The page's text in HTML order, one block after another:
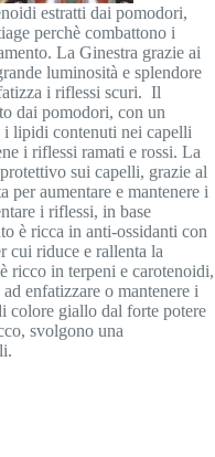
estratti dai pomodori,
perchè combattono i
La Ginestra grazie ai
luminosità e splendore
i riflessi scuri. Il
dai pomodori, con un
i lipidi contenuti nei capelli
i riflessi ramati e rossi. La
sui capelli, grazie al
aumentare e mantenere i
i riflessi, in base
è ricca in anti-ossidanti con
cui riduce e rallenta la
ricco in terpeni e carotenoidi,
enfatizzare o mantenere i
colore giallo dal forte potere
svolgono una